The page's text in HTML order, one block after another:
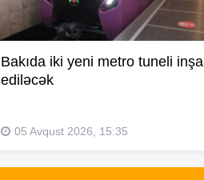
Bakıda iki yeni metro tuneli inşa
ediləcək
05 Avqust 2026, 15:35